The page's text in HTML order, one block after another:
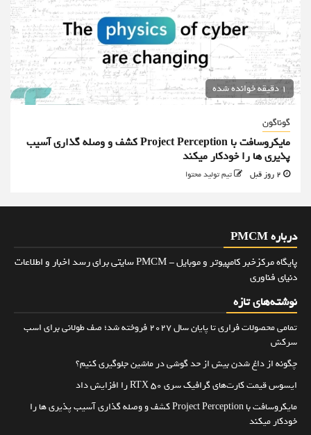
1 دقیقه خوانده شده
گوناگون
مایکروسافت با Project Perception کشف و وصله گذاری آسیب
پذیری ها را خودکار میکند
تیم تولید محتوا
درباره PMCM
پایگاه مرکزخبر کامپیوتر و موبایل - PMCM سایتی برای رسد اخبار و اطلاعات
دنیای فناوری
نوشته‌های تازه
تمامی محصولات فراری تا پایان سال ۲۰۲۷ فروخته شد؛ صف طولانی برای اسب
سرکش
چگونه از داغ شدن بیش از حد گوشی در ماشین جلوگیری کنیم؟
ایسوس قیمت کارت‌های گرافیک سری RTX 50 را افزایش داد
مایکروسافت با Project Perception کشف و وصله گذاری آسیب پذیری ها را
خودکار میکند